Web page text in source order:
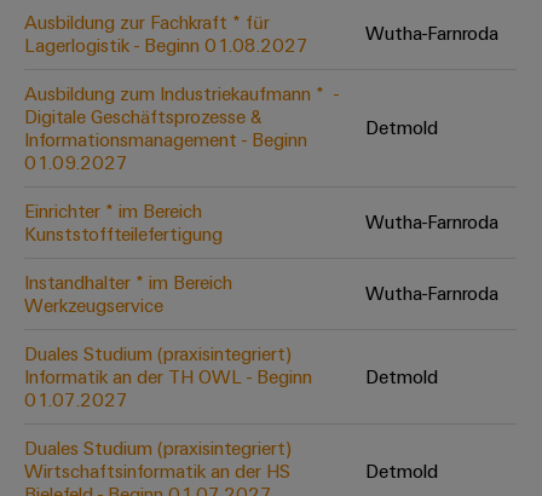
Schienenfahrzeuge
Moderne
digitale
Lösungen
für
klimafreundliche
im
Bahnverkehr
Schiffbau
Umfassende
für
die
maritime
Wasseraufbereitung
Leiterplattenklemmen
Connector
Services
Equipment
(OEM)
Remote
Access
&
Cloud-
Services
Industrial
Service
Platform
easyConnect
Werkstatt
Zubehör
Unser
Thüringen
Ausbildung zur Fachkraft * für
Lagerlogistik - Beginn 01.08.2027
Wutha-Farnroda
Ausbildung zum Industriekaufmann * ​ -
Digitale Geschäftsprozesse &
Informationsmanagement - Beginn
01.09.2027
Detmold
Einrichter * im Bereich
Kunststoffteilefertigung
Wutha-Farnroda
Instandhalter * im Bereich
Werkzeugservice
Wutha-Farnroda
Duales Studium (praxisintegriert)
Informatik an der TH OWL - Beginn
01.07.2027
Detmold
Duales Studium (praxisintegriert)
Wirtschaftsinformatik an der HS
Detmold